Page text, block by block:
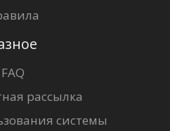
FAQ
рассылка
системы